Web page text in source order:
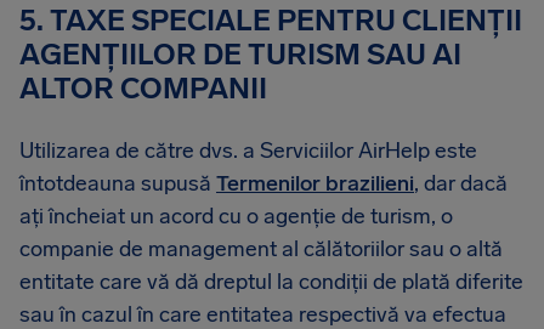
5. TAXE SPECIALE PENTRU CLIENȚII
AGENȚIILOR DE TURISM SAU AI
ALTOR COMPANII
Utilizarea de către dvs. a Serviciilor AirHelp este
întotdeauna supusă Termenilor brazilieni, dar dacă
ați încheiat un acord cu o agenție de turism, o
companie de management al călătoriilor sau o altă
entitate care vă dă dreptul la condiții de plată diferite
sau în cazul în care entitatea respectivă va efectua